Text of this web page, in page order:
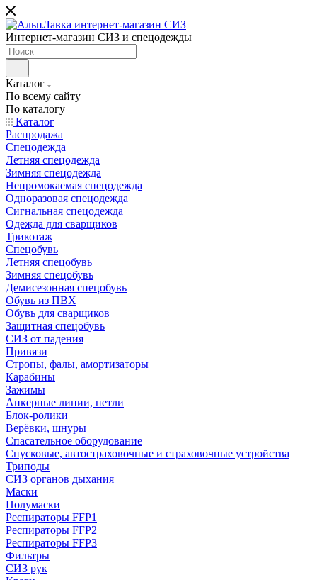
Интернет-магазин СИЗ и спецодежды
Каталог
По всему сайту
По каталогу
Каталог
Распродажа
Спецодежда
Летняя спецодежда
Зимняя спецодежда
Непромокаемая спецодежда
Одноразовая спецодежда
Сигнальная спецодежда
Одежда для сварщиков
Трикотаж
Спецобувь
Летняя спецобувь
Зимняя спецобувь
Демисезонная спецобувь
Обувь из ПВХ
Обувь для сварщиков
Защитная спецобувь
СИЗ от падения
Привязи
Стропы, фалы, амортизаторы
Карабины
Зажимы
Анкерные линии, петли
Блок-ролики
Верёвки, шнуры
Спасательное оборудование
Спусковые, автостраховочные и страховочные устройства
Триподы
СИЗ органов дыхания
Маски
Полумаски
Респираторы FFP1
Респираторы FFP2
Респираторы FFP3
Фильтры
СИЗ рук